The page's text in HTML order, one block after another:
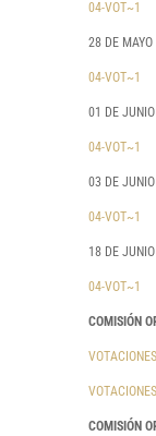
04-VOT~1
28 DE MAYO
04-VOT~1
01 DE JUNIO
04-VOT~1
03 DE JUNIO
04-VOT~1
18 DE JUNIO
04-VOT~1
COMISIÓN
COMISIÓN